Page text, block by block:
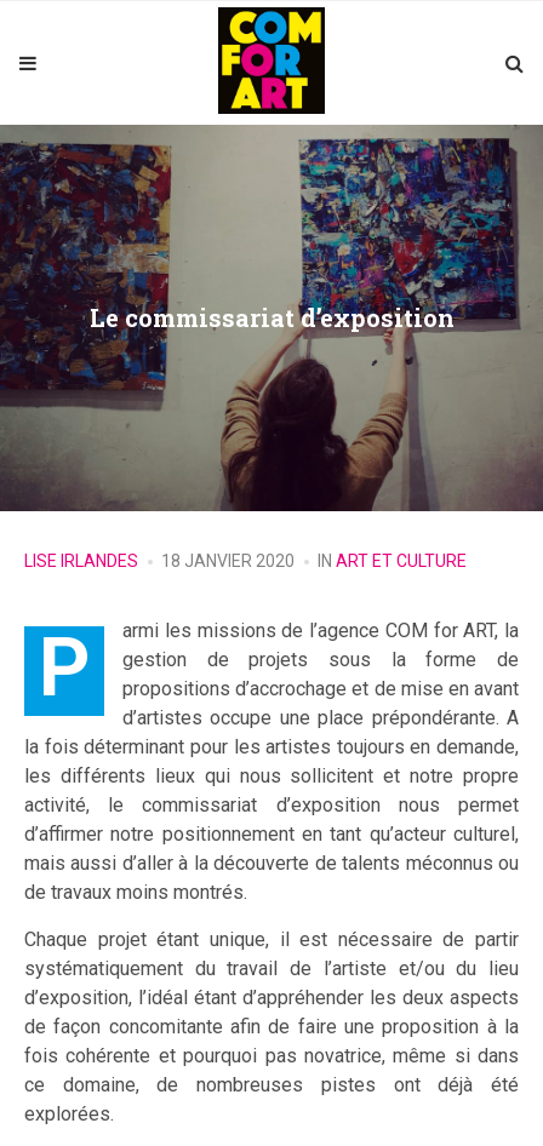
Le commissariat d’exposition
POSTED
LISE IRLANDES 18 JANVIER 2020 IN POSTED
ART ET CULTURE
Parmi les missions de l’agence COM for ART, la
gestion de projets sous la forme de
propositions d’accrochage et de mise en avant
d’artistes occupe une place prépondérante. A
la fois déterminant pour les artistes toujours en demande,
les différents lieux qui nous sollicitent et notre propre
activité, le commissariat d’exposition nous permet
d’affirmer notre positionnement en tant qu’acteur culturel,
mais aussi d’aller à la découverte de talents méconnus ou
de travaux moins montrés.
Chaque projet étant unique, il est nécessaire de partir
systématiquement du travail de l’artiste et/ou du lieu
d’exposition, l’idéal étant d’appréhender les deux aspects
de façon concomitante afin de faire une proposition à la
fois cohérente et pourquoi pas novatrice, même si dans
ce domaine, de nombreuses pistes ont déjà été
explorées.